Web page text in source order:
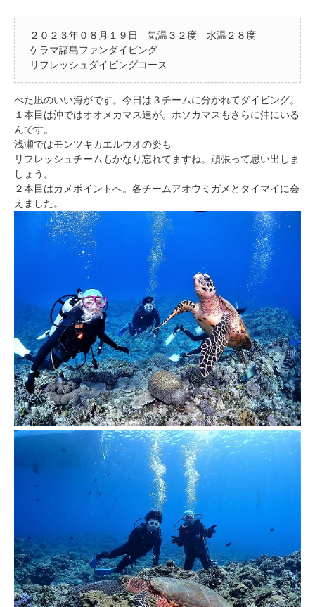
２０２３年０８月１９日 気温３２度 水温２８度
ケラマ諸島ファンダイビング
リフレッシュダイビングコース
べた凪のいい海がです。今日は３チームに分かれてダイビング。
１本目は沖ではオオメカマス達が。ホソカマスもさらに沖にいる
んです。
浅瀬ではモンツキカエルウオの姿も
リフレッシュチームもかなり忘れてますね。頑張って思い出しま
しょう。
２本目はカメポイントへ。各チームアオウミガメとタイマイに会
えました。